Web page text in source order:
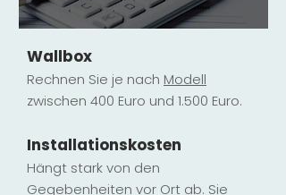
Wallbox
Rechnen Sie je nach Modell
zwischen 400 Euro und 1.500 Euro.
Installationskosten
Hängt stark von den
Gegebenheiten vor Ort ab. Sie